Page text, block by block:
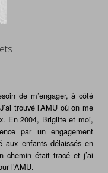
de m’engager, à côté
trouvé l’AMU où on me
En 2004, Brigitte et moi,
par un engagement
aux enfants délaissés en
chemin était tracé et j’ai
l’AMU.